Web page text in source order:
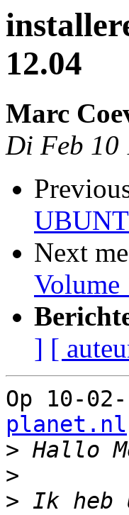
12.04
Marc
Di Feb 10
Next
Volume
] [
Op 10-
planet.nl
>
>
> Ik heb